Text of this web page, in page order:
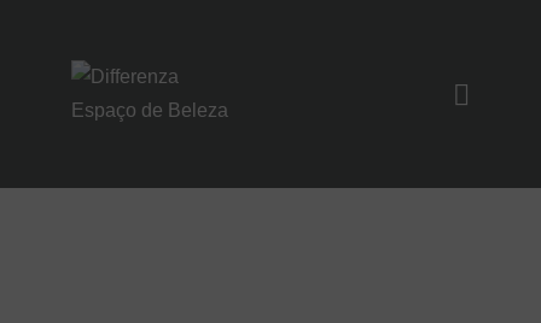
SOBRE NÓS